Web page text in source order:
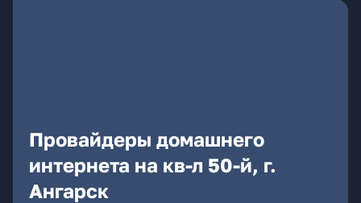
Провайдеры домашнего
интернета на кв-л 50-й, г.
Ангарск